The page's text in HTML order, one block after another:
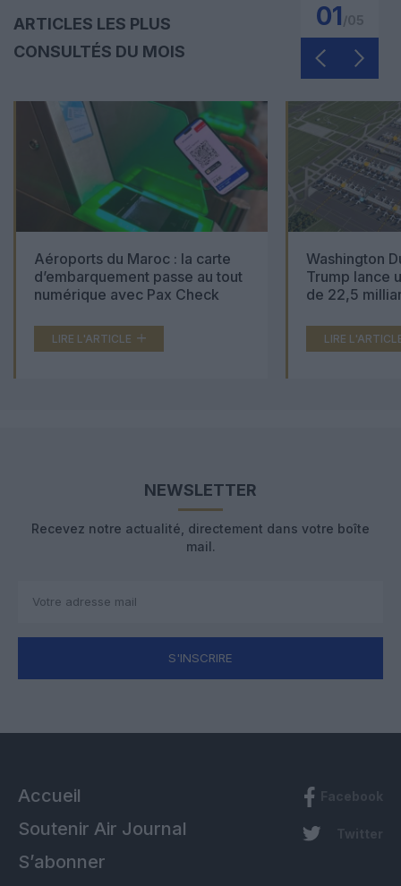
ARTICLES LES PLUS
CONSULTÉS DU MOIS
01
Aéroports du Maroc : la carte
d’embarquement passe au tout
numérique avec Pax Check
LIRE L'ARTICLE
Washington
Trump lance
de 22,5
LIRE
NEWSLETTER
Recevez notre actualité, directement dans votre boîte
mail.
S'INSCRIRE
Accueil
Soutenir Air Journal
S’abonner